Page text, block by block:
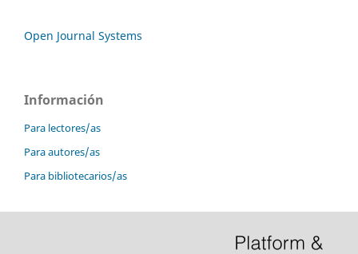
Open Journal Systems
Información
Para lectores/as
Para autores/as
Para bibliotecarios/as